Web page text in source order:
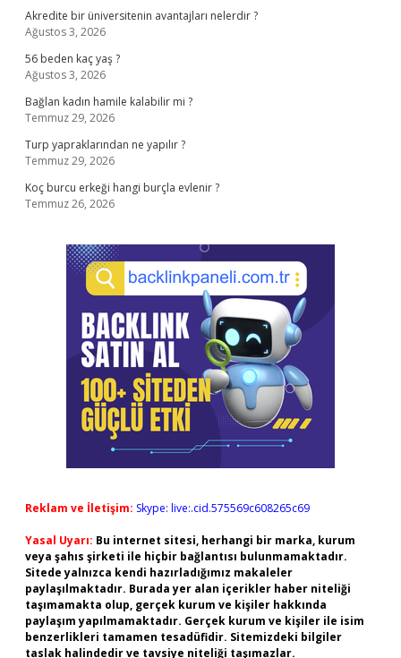
Akredite bir üniversitenin avantajları nelerdir ?
Ağustos 3, 2026
56 beden kaç yaş ?
Ağustos 3, 2026
Bağlan kadın hamile kalabilir mi ?
Temmuz 29, 2026
Turp yapraklarından ne yapılır ?
Temmuz 29, 2026
Koç burcu erkeği hangi burçla evlenir ?
Temmuz 26, 2026
Reklam ve İletişim: Skype: live:.cid.575569c608265c69
Yasal Uyarı: Bu internet sitesi, herhangi bir marka, kurum
veya şahıs şirketi ile hiçbir bağlantısı bulunmamaktadır.
Sitede yalnızca kendi hazırladığımız makaleler
paylaşılmaktadır. Burada yer alan içerikler haber niteliği
taşımamakta olup, gerçek kurum ve kişiler hakkında
paylaşım yapılmamaktadır. Gerçek kurum ve kişiler ile isim
benzerlikleri tamamen tesadüfidir. Sitemizdeki bilgiler
taslak halindedir ve tavsiye niteliği taşımazlar.